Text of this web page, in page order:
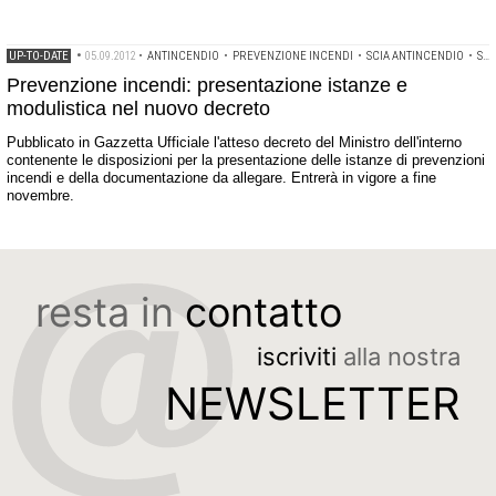
UP-TO-DATE • 05.09.2012 • ANTINCENDIO • PREVENZIONE INCENDI • SCIA ANTINCENDIO • SUAP
Prevenzione incendi: presentazione istanze e
modulistica nel nuovo decreto
Pubblicato in Gazzetta Ufficiale l'atteso decreto del Ministro dell'interno
contenente le disposizioni per la presentazione delle istanze di prevenzioni
incendi e della documentazione da allegare. Entrerà in vigore a fine
novembre.
resta in contatto
iscriviti alla nostra
NEWSLETTER